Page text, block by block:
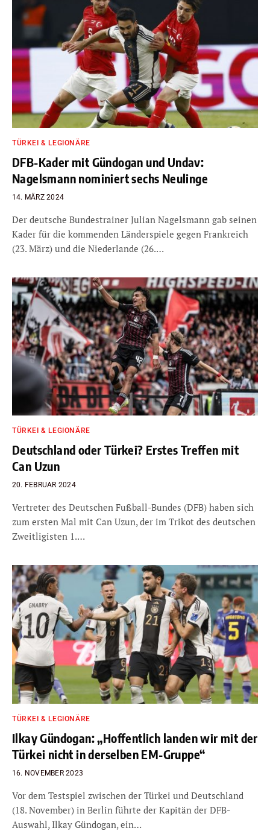
TÜRKEI & LEGIONÄRE
DFB-Kader mit Gündogan und Undav:
Nagelsmann nominiert sechs Neulinge
14. MÄRZ 2024
Der deutsche Bundestrainer Julian Nagelsmann gab seinen
Kader für die kommenden Länderspiele gegen Frankreich
(23. März) und die Niederlande (26.…
TÜRKEI & LEGIONÄRE
Deutschland oder Türkei? Erstes Treffen mit
Can Uzun
20. FEBRUAR 2024
Vertreter des Deutschen Fußball-Bundes (DFB) haben sich
zum ersten Mal mit Can Uzun, der im Trikot des deutschen
Zweitligisten 1.…
TÜRKEI & LEGIONÄRE
Ilkay Gündogan: „Hoffentlich landen wir mit der
Türkei nicht in derselben EM-Gruppe“
16. NOVEMBER 2023
Vor dem Testspiel zwischen der Türkei und Deutschland
(18. November) in Berlin führte der Kapitän der DFB-
Auswahl, Ilkay Gündogan, ein…